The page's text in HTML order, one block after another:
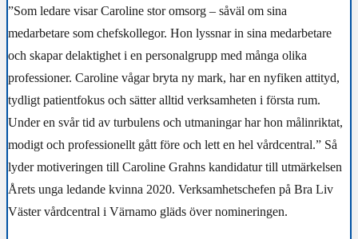
”Som ledare visar Caroline stor omsorg – såväl om sina
medarbetare som chefskollegor. Hon lyssnar in sina medarbetare
och skapar delaktighet i en personalgrupp med många olika
professioner. Caroline vågar bryta ny mark, har en nyfiken attityd,
tydligt patientfokus och sätter alltid verksamheten i första rum.
Under en svår tid av turbulens och utmaningar har hon målinriktat,
modigt och professionellt gått före och lett en hel vårdcentral.” Så
lyder motiveringen till Caroline Grahns kandidatur till utmärkelsen
Årets unga ledande kvinna 2020. Verksamhetschefen på Bra Liv
Väster vårdcentral i Värnamo gläds över nomineringen.